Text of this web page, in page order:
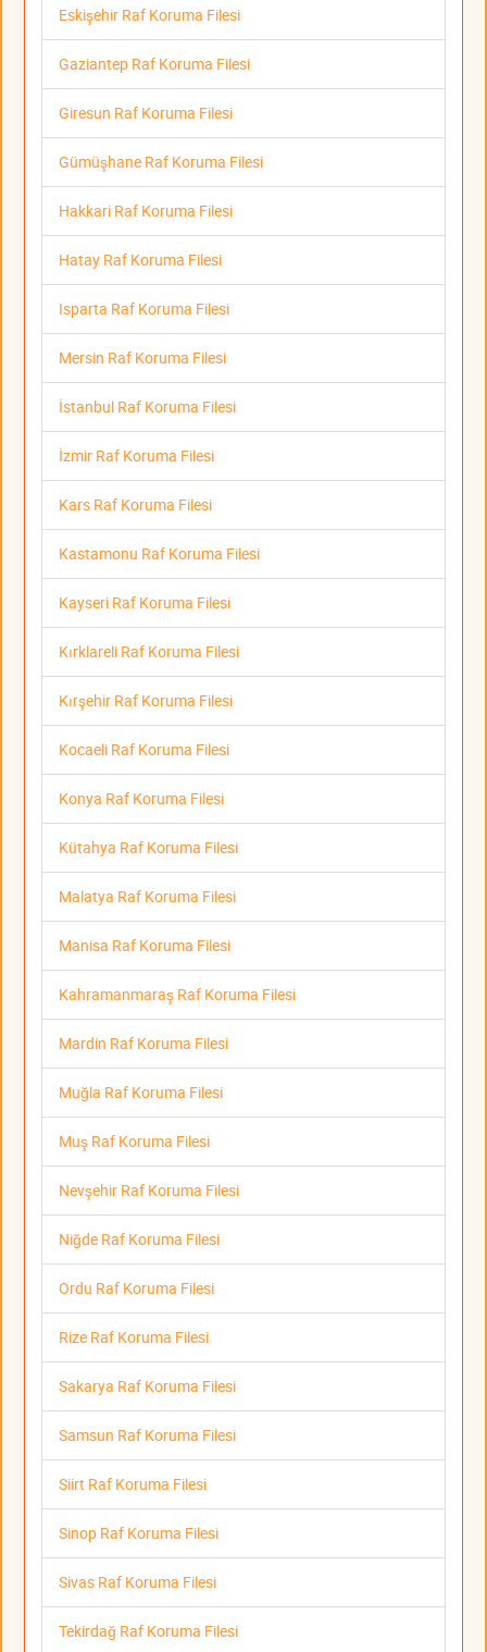
Eskişehir Raf Koruma Filesi
Gaziantep Raf Koruma Filesi
Giresun Raf Koruma Filesi
Gümüşhane Raf Koruma Filesi
Hakkari Raf Koruma Filesi
Hatay Raf Koruma Filesi
Isparta Raf Koruma Filesi
Mersin Raf Koruma Filesi
İstanbul Raf Koruma Filesi
İzmir Raf Koruma Filesi
Kars Raf Koruma Filesi
Kastamonu Raf Koruma Filesi
Kayseri Raf Koruma Filesi
Kırklareli Raf Koruma Filesi
Kırşehir Raf Koruma Filesi
Kocaeli Raf Koruma Filesi
Konya Raf Koruma Filesi
Kütahya Raf Koruma Filesi
Malatya Raf Koruma Filesi
Manisa Raf Koruma Filesi
Kahramanmaraş Raf Koruma Filesi
Mardin Raf Koruma Filesi
Muğla Raf Koruma Filesi
Muş Raf Koruma Filesi
Nevşehir Raf Koruma Filesi
Niğde Raf Koruma Filesi
Ordu Raf Koruma Filesi
Rize Raf Koruma Filesi
Sakarya Raf Koruma Filesi
Samsun Raf Koruma Filesi
Siirt Raf Koruma Filesi
Sinop Raf Koruma Filesi
Sivas Raf Koruma Filesi
Tekirdağ Raf Koruma Filesi